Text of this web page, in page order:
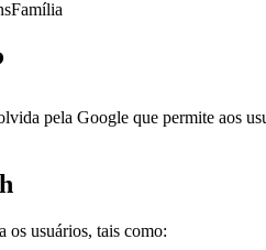
Família
pela Google que permite aos
os usuários, tais como: